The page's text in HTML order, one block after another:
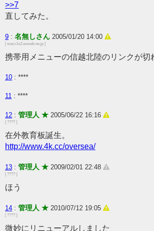
>>7
直してみた。
9 : 名無しさん 2005/01/20 14:00
[ wacc1s2.ezweb.ne.jp ]
携帯用メニューの信越北陸のリンクが切
10 : ****
11 : ****
12 : 管理人 ★ 2005/06/22 16:16
[ ???? ]
在外教育板誕生。
http://www.4k.cc/oversea/
13 : 管理人 ★ 2009/02/01 22:48
[ ???? ]
ほう
14 : 管理人 ★ 2010/07/12 19:05
[ ???? ]
微妙にリニューアルしました